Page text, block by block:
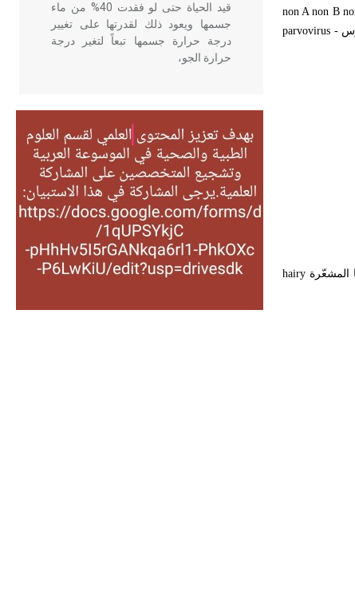
non A non B
parvovirus -
المشعّرة hairy
قيد الحياة حتى لو فقدت 40% من ماء
جسمها ويعود ذلك لقدرتها على تغيير
درجة حرارة جسمها تبعاً لتغير درجة
حرارة الجو،
- هل تعلم أن أبقراط كتب في الطب
أربعة مؤلفات هي: الحكم، الأدلة، تنظيم
التغذية، ورسالته في جروح الرأس.
ويعود له الفضل بأنه حرر الطب من
الدين والفلسفة.
- هل تعلم أن المرجان إفراز حيواني
يتكون في البحر ويتركب من مادة
كربونات الكلسيوم، وهو أحمر أو شديد
الحمرة وهو أجود أنواعه، ويمتاز بكبر